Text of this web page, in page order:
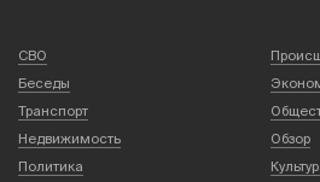
СВО
Беседы
Транспорт
Недвижимость
Обзор
Политика